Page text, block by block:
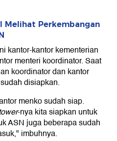
Melihat Perkembangan
kantor-kantor kementerian
menteri koordinator. Saat
koordinator dan kantor
disiapkan.
menko sudah siap.
-nya kita siapkan untuk
ASN juga beberapa sudah
imbuhnya.